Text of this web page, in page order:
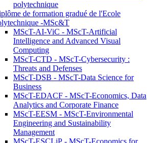
polytechnique
de formation gradué de l'Ecole
-MSc&T
MScT-AI-ViC - MScT-Artificial
Intelligence and Advanced Visual
Computing
MScT-CTD - MScT-Cybersecurity :
Threats and Defenses
MScT-DSB - MScT-Data Science for
Business
MScT-EDACF - MScT-Economics, Data
Analytics and Corporate Finance
MScT-EESM - MScT-Environmental
Engineering and Sustainability
Management
MScT-ESCLiP - MScT-Economics for